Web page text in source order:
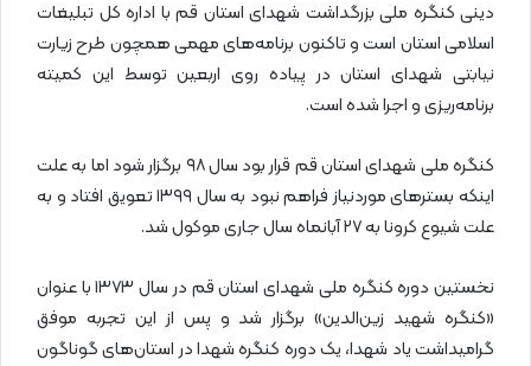
دینی کنگره ملی بزرگداشت شهدای استان قم با اداره کل تبلیغات
اسلامی استان است و تاکنون برنامه‌های مهمی همچون طرح زیارت
نیابتی شهدای استان در پیاده روی اربعین توسط این کمیته
برنامه‌ریزی و اجرا شده است.
کنگره ملی شهدای استان قم قرار بود سال ۹۸ برگزار شود اما به علت
اینکه بسترهای موردنیاز فراهم نبود به سال ۱۳۹۹ تعویق افتاد و به
علت شیوع کرونا به ۲۷ آبانماه سال جاری موکول شد.
نخستین دوره کنگره ملی شهدای استان قم در سال ۱۳۷۳ با عنوان
«کنگره شهید زین‌الدین» برگزار شد و پس از این تجربه موفق
گرامیداشت یاد شهدا، یک دوره کنگره شهدا در استان‌های گوناگون